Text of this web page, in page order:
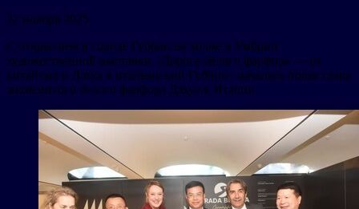
22 ноября 2025
C открытием в городе Губбио на холме в Умбрии
художественной выставки «Дорога белого фарфора — из
китайского Дэхуа в итальянский Губбио» началась новая глава
знаменитого белого фарфора Дэхуа в Италии.